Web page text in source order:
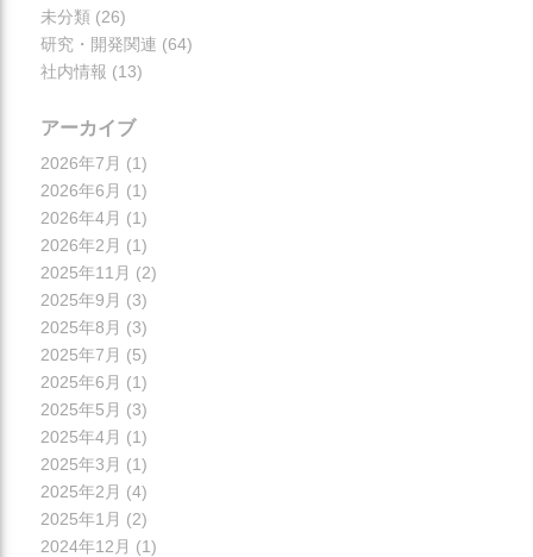
未分類 (26)
研究・開発関連 (64)
社内情報 (13)
アーカイブ
2026年7月 (1)
2026年6月 (1)
2026年4月 (1)
2026年2月 (1)
2025年11月 (2)
2025年9月 (3)
2025年8月 (3)
2025年7月 (5)
2025年6月 (1)
2025年5月 (3)
2025年4月 (1)
2025年3月 (1)
2025年2月 (4)
2025年1月 (2)
2024年12月 (1)